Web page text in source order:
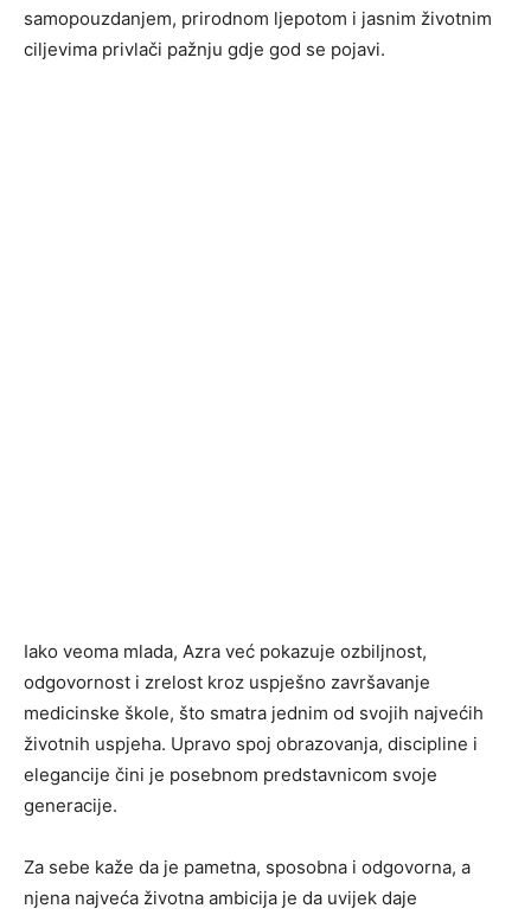
samopouzdanjem, prirodnom ljepotom i jasnim životnim
ciljevima privlači pažnju gdje god se pojavi.
Iako veoma mlada, Azra već pokazuje ozbiljnost,
odgovornost i zrelost kroz uspješno završavanje
medicinske škole, što smatra jednim od svojih najvećih
životnih uspjeha. Upravo spoj obrazovanja, discipline i
elegancije čini je posebnom predstavnicom svoje
generacije.
Za sebe kaže da je pametna, sposobna i odgovorna, a
njena najveća životna ambicija je da uvijek daje